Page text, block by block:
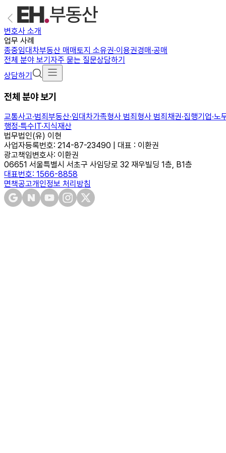
변호사 소개
업무 사례
종중임대차부동산 매매토지 소유권·이용권경매·공매
전체 분야 보기자주 묻는 질문상담하기
상담하기
전체 분야 보기
교통사고·범죄 부동산·임대차가족형사 범죄 형사 범죄 채권·집행기업·노
행정·특수 IT·지식재산
법무법인(유) 이현
사업자등록번호: 214-87-23490 | 대표 : 이환권
광고책임변호사: 이환권
06651 서울특별시 서초구 사임당로 32 재우빌딩 1층, B1층
대표번호: 1566-8858
면책공고개인정보 처리방침